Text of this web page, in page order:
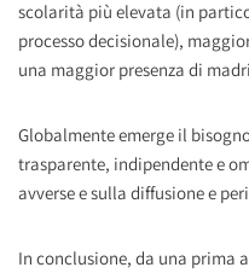
scolarità più elevata (in
processo decisionale),
una maggior presenza di
Globalmente emerge il
trasparente, indipendente e
avverse e sulla diffusione e
In conclusione, da una prima